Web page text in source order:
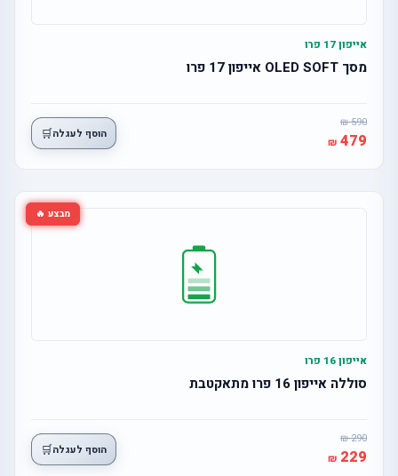
אייפון 17 פרו
מסך OLED SOFT אייפון 17 פרו
590
479 הוסף לעגלה🛒
מבצע 🔥
אייפון 16 פרו
סוללה אייפון 16 פרו מתאקטבת
290
229 הוסף לעגלה🛒